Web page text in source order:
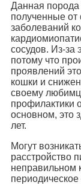
Данная порода
полученные от
заболеваний
сосудов. Из-за
потому что
проявлений
кошки и
своему
профилактики
основном, это
лет.
Могут
расстройство
неправильном